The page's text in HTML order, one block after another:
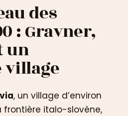
des
: Gravner,
un
, un village d’environ
frontière italo-slovène,